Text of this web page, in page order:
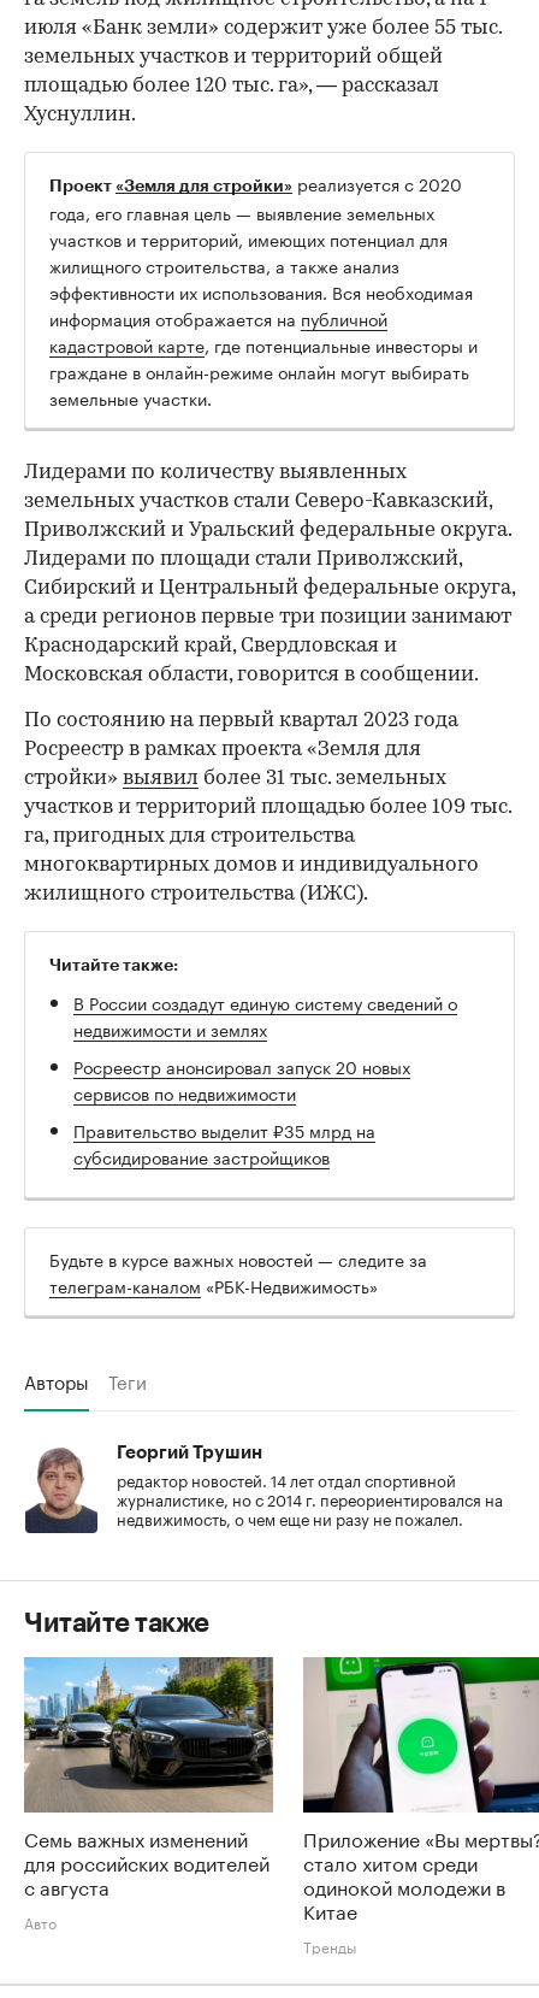
июля «Банк земли» содержит уже более 55 тыс.
земельных участков и территорий общей
площадью более 120 тыс. га», — рассказал
Хуснуллин.
Проект «Земля для стройки» реализуется с 2020
года, его главная цель — выявление земельных
участков и территорий, имеющих потенциал для
жилищного строительства, а также анализ
эффективности их использования. Вся необходимая
информация отображается на публичной
кадастровой карте, где потенциальные инвесторы и
граждане в онлайн-режиме онлайн могут выбирать
земельные участки.
Лидерами по количеству выявленных
земельных участков стали Северо-Кавказский,
Приволжский и Уральский федеральные округа.
Лидерами по площади стали Приволжский,
Сибирский и Центральный федеральные округа,
а среди регионов первые три позиции занимают
Краснодарский край, Свердловская и
Московская области, говорится в сообщении.
По состоянию на первый квартал 2023 года
Росреестр в рамках проекта «Земля для
стройки» выявил более 31 тыс. земельных
участков и территорий площадью более 109 тыс.
га, пригодных для строительства
многоквартирных домов и индивидуального
жилищного строительства (ИЖС).
Читайте также:
В России создадут единую систему сведений о
недвижимости и землях
Росреестр анонсировал запуск 20 новых
сервисов по недвижимости
Правительство выделит ₽35 млрд на
субсидирование застройщиков
Будьте в курсе важных новостей — следите за
телеграм-каналом «РБК-Недвижимость»
Авторы Теги
Георгий Трушин
редактор новостей. 14 лет отдал спортивной
журналистике, но с 2014 г. переориентировался на
недвижимость, о чем еще ни разу не пожалел.
Читайте также
Семь важных изменений
для российских водителей
с августа
Авто
Приложение «Вы
стало хитом среди
одинокой молодежи в
Китае
Тренды